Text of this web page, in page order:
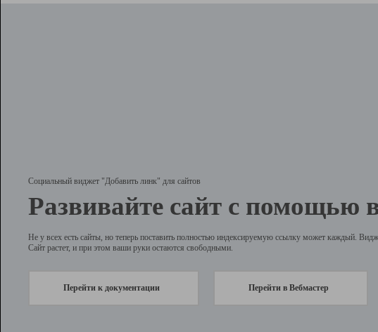
Социальный виджет "Добавить линк" для сайтов
Развивайте сайт с помощью
Не у всех есть сайты, но теперь поставить полностью индексируемую ссылку может каждый.
Сайт растет, и при этом ваши руки остаются свободными.
Перейти к документации Перейти в Вебмастер